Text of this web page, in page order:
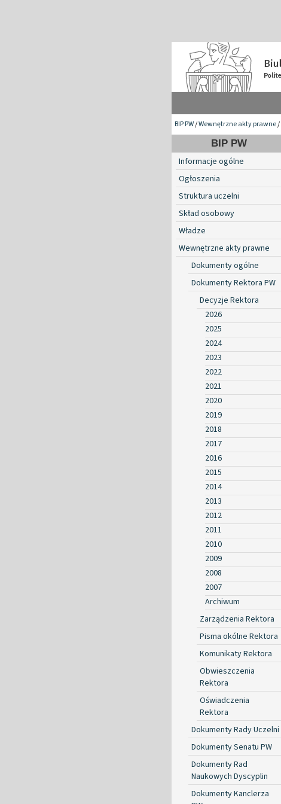
BIP PW/Wewnętrzne akty prawne/
BIP PW
Informacje ogólne
Ogłoszenia
Struktura uczelni
Skład osobowy
Władze
Wewnętrzne akty prawne
Dokumenty ogólne
Dokumenty Rektora PW
Decyzje Rektora
2026
2025
2024
2023
2022
2021
2020
2019
2018
2017
2016
2015
2014
2013
2012
2011
2010
2009
2008
2007
Archiwum
Zarządzenia Rektora
Pisma okólne Rektora
Komunikaty Rektora
Obwieszczenia
Rektora
Oświadczenia
Rektora
Dokumenty Rady Uczelni
Dokumenty Senatu PW
Dokumenty Rad
Naukowych Dyscyplin
Dokumenty Kanclerza